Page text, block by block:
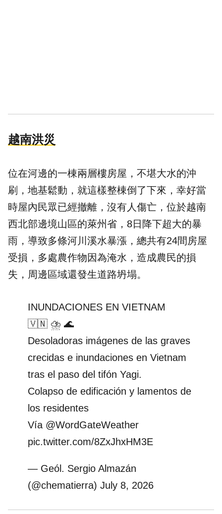
越南洪災
位在河邊的一棟兩層樓房屋，不堪大水的沖
刷，地基鬆動，就這樣整棟倒了下來，幸好當
時屋內民眾已經撤離，沒有人傷亡，位於越南
西北部邊境山區的萊州省，8日降下超大的暴
雨，導致多條河川溪水暴漲，總共有24間房屋
受損，多處農作物因為淹水，造成農民的損
失，周邊區域還發生道路坍塌。
INUNDACIONES EN VIETNAM
🇻🇳 ⛈️ 🌊
Desoladoras imágenes de las graves
crecidas e inundaciones en Vietnam
tras el paso del tifón Yagi.
Colapso de edificación y lamentos de
los residentes
Vía @WordGateWeather
pic.twitter.com/8ZxJhxHM3E
— Geól. Sergio Almazán
(@chematierra) July 8, 2026